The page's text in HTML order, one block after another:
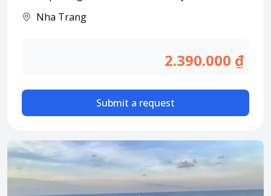
Travel SIM
International Tours
Yacht
For you
Register as a collaborator
Nha Trang
2.390.000 ₫
Submit a request